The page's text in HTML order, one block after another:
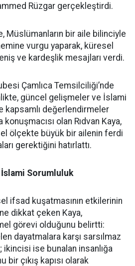
Rüzgar gerçekleştirdi.
Müslümanların bir aile bilinciyle
vurgu yaparak, küresel
ve kardeşlik mesajları verdi.
Çamlıca Temsilciliği’nde
güncel gelişmeler ve İslami
kapsamlı değerlendirmeler
konuşmacısı olan Rıdvan Kaya,
ölçekte büyük bir ailenin ferdi
gerektiğini hatırlattı.
İslami Sorumluluk
ifsad kuşatmasının etkilerinin
dikkat çeken Kaya,
görevi olduğunu belirtti:
dayatmalara karşı sarsılmaz
ise bunalan insanlığa
bir çıkış kapısı olarak